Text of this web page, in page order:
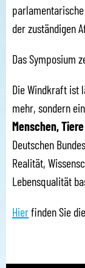
der zuständigen
Das Symposium
Die Windkraft ist
mehr, sondern
Menschen,
Deutschen
Realität,
Lebensqualität
Hierfinden Sie